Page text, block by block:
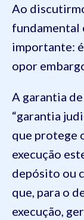
Ao
fundamental
importante:
opor
A garantia
“garantia
que protege
execução
depósito ou
que, para o
execução,